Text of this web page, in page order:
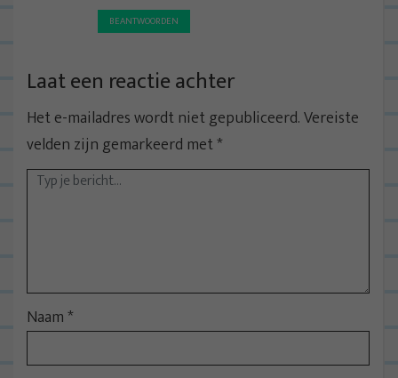
BEANTWOORDEN
Laat een reactie achter
Het e-mailadres wordt niet gepubliceerd.Vereiste
velden zijn gemarkeerd met*
Naam*